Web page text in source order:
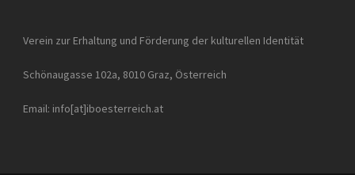
Verein zur Erhaltung und Förderung der kulturellen Identität
Schönaugasse 102a, 8010 Graz, Österreich
Email: info[at]iboesterreich.at